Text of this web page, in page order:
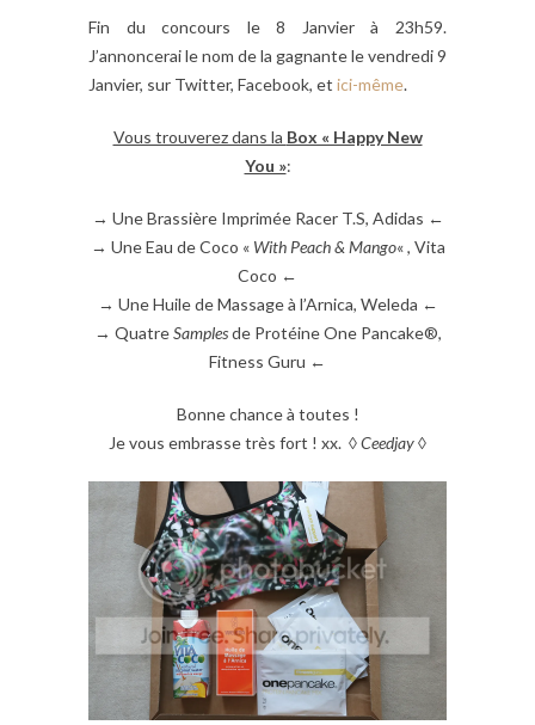
Fin du concours le 8 Janvier à 23h59.
J’annoncerai le nom de la gagnante le vendredi 9
Janvier, sur Twitter, Facebook, et ici-même.
Vous trouverez dans la Box « Happy New
You »:
→ Une Brassière Imprimée Racer T.S, Adidas ←
→ Une Eau de Coco « With Peach & Mango« , Vita
Coco ←
→ Une Huile de Massage à l’Arnica, Weleda ←
→ QuatreSamplesde Protéine One Pancake®,
Fitness Guru ←
Bonne chance à toutes !
Je vous embrasse très fort ! xx. ◊Ceedjay◊